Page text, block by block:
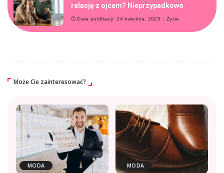
relację z ojcem? Nieprzypadkowo
Data publikacji: 24 kwietnia, 2025 Życie
Może Cie zainteresować?
MODA MODA